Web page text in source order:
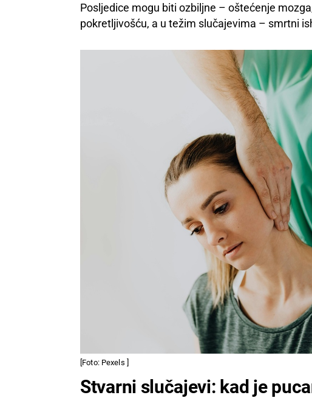
Posljedice mogu biti ozbiljne – oštećenje
pokretljivošću, a u težim slučajevima – smrtni
[Foto: Pexels ]
Stvarni slučajevi: kad je